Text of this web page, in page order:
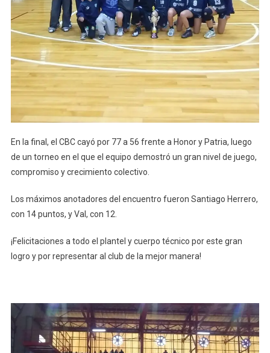
En la final, el CBC cayó por 77 a 56 frente a Honor y Patria, luego
de un torneo en el que el equipo demostró un gran nivel de juego,
compromiso y crecimiento colectivo.
Los máximos anotadores del encuentro fueron Santiago Herrero,
con 14 puntos, y Val, con 12.
¡Felicitaciones a todo el plantel y cuerpo técnico por este gran
logro y por representar al club de la mejor manera!